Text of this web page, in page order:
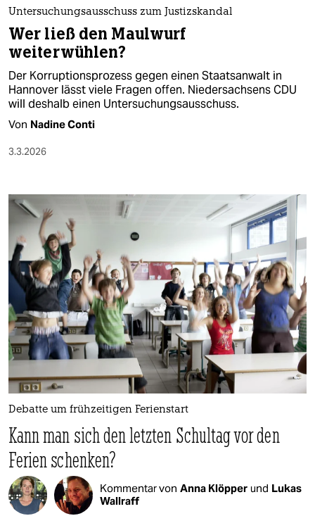
Untersuchungsausschuss zum Justizskandal
Wer ließ den Maulwurf
weiterwühlen?
Der Korruptionsprozess gegen einen Staatsanwalt in
Hannover lässt viele Fragen offen. Niedersachsens CDU
will deshalb einen Untersuchungsausschuss.
Von Nadine Conti
3.3.2026
Debatte um frühzeitigen Ferienstart
Kann man sich den letzten Schultag vor den
Ferien schenken?
Kommentar von Anna Klöpper und Lukas
Wallraff